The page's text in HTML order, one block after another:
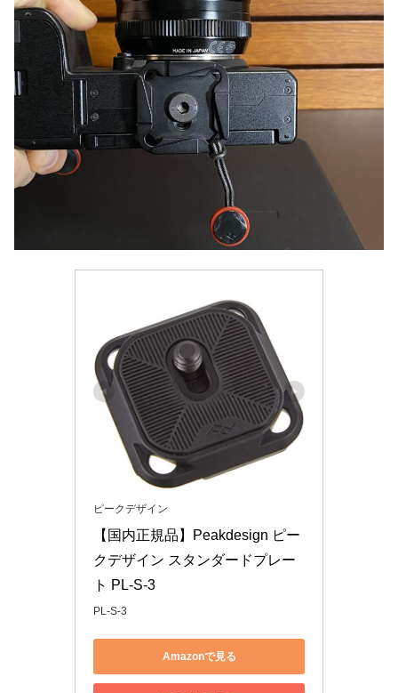
ピークデザイン
【国内正規品】Peakdesign ピー
クデザイン スタンダードプレー
ト PL-S-3
PL-S-3
Amazonで見る